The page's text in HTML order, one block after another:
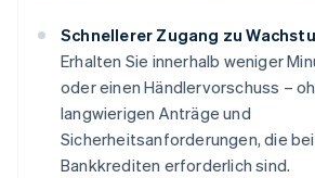
Schnellerer Zugang zu
Erhalten Sie innerhalb weniger
oder einen Händlervorschuss –
langwierigen Anträge und
Sicherheitsanforderungen, die
Bankkrediten erforderlich sind.